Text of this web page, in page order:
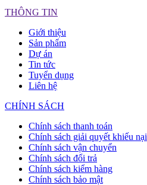
THÔNG TIN
Giới thiệu
Sản phẩm
Dự án
Tin tức
Tuyển dụng
Liên hệ
CHÍNH SÁCH
Chính sách thanh toán
Chính sách giải quyết khiếu nại
Chính sách vận chuyển
Chính sách đổi trả
Chính sách kiểm hàng
Chính sách bảo mật